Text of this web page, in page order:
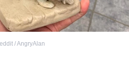
/ AngryAlan